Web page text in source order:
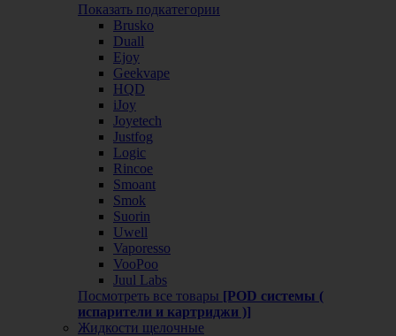
Показать подкатегории
Brusko
Duall
Ejoy
Geekvape
HQD
iJoy
Joyetech
Justfog
Logic
Rincoe
Smoant
Smok
Suorin
Uwell
Vaporesso
VooPoo
Juul Labs
Посмотреть все товары [POD системы (
испарители и картриджи )]
Жидкости щелочные